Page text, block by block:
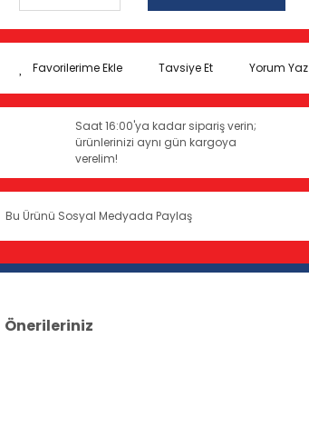
Tavsiye Et Yorum Yaz
Saat 16:00'ya kadar sipariş verin;
ürünlerinizi aynı gün kargoya
verelim!
Bu Ürünü Sosyal Medyada Paylaş
Önerileriniz